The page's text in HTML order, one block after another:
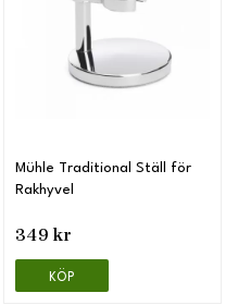
Mühle Traditional Ställ för
Rakhyvel
349 kr
KÖP